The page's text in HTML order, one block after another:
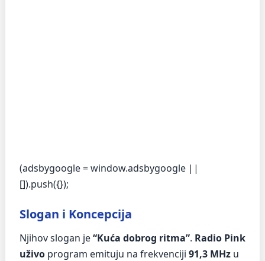
(adsbygoogle = window.adsbygoogle ||
[]).push({});
Slogan i Koncepcija
Njihov slogan je“Kuća dobrog ritma”. Radio Pink
uživo program emituju na frekvenciji 91,3 MHz u